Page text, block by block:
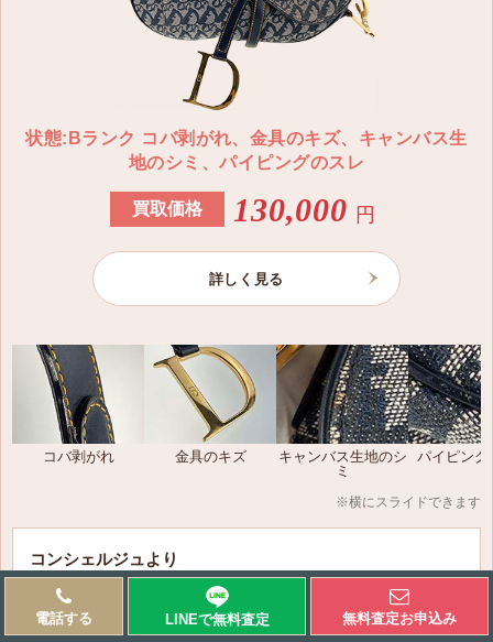
KDV138VNI S900
クリスチャン ディオール レディ ディオール ラージ ス
HYP02BCB1U C600
ミディスカート
841J50A8810X 9000
クリスチャン ディオール レディ ディオール ショール
12DOB140I142 C540
〜58,000円
クリスチャン ディオール レディ ディオール Dio(r)evol
〜30,000円
クリスチャン ディオール レディ ディオール Petit CD
状態:Bランク コバ剥がれ、金具のキズ、キャンバス生
地のシミ、パイピングのスレ
買取価格 130,000 円
詳しく見る
コバ剥がれ 金具のキズ
キャンバス生地のシ
ミ
パイピング
※横にスライドできます
コンシェルジュより
この度は、愛知県名古屋市在住のお客様よりお買取りしま
した、ディオールのトロッター「サドルバッグ」をご紹介
電話する LINEで無料査定 無料査定お申込み